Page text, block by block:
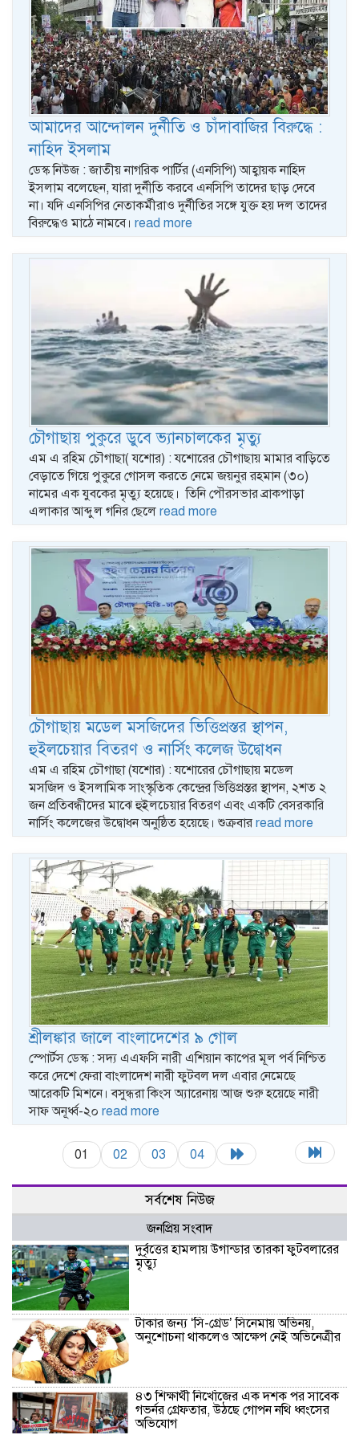
আমাদের আন্দোলন দুর্নীতি ও চাঁদাবাজির বিরুদ্ধে :
নাহিদ ইসলাম
ডেস্ক নিউজ : জাতীয় নাগরিক পার্টির (এনসিপি) আহ্বায়ক নাহিদ
ইসলাম বলেছেন, যারা দুর্নীতি করবে এনসিপি তাদের ছাড় দেবে
না। যদি এনসিপির নেতাকর্মীরাও দুর্নীতির সঙ্গে যুক্ত হয় দল তাদের
বিরুদ্ধেও মাঠে নামবে। read more
চৌগাছায় পুকুরে ডুবে ভ্যানচালকের মৃত্যু
এম এ রহিম চৌগাছা( যশোর) : যশোরের চৌগাছায় মামার বাড়িতে
বেড়াতে গিয়ে পুকুরে গোসল করতে নেমে জয়নুর রহমান (৩০)
নামের এক যুবকের মৃত্যু হয়েছে। তিনি পৌরসভার ব্রাকপাড়া
এলাকার আব্দুল গনির ছেলে read more
চৌগাছায় মডেল মসজিদের ভিত্তিপ্রস্তর স্থাপন,
হুইলচেয়ার বিতরণ ও নার্সিং কলেজ উদ্বোধন
এম এ রহিম চৌগাছা (যশোর) : যশোরের চৌগাছায় মডেল
মসজিদ ও ইসলামিক সাংস্কৃতিক কেন্দ্রের ভিত্তিপ্রস্তর স্থাপন, ২শত ২
জন প্রতিবন্ধীদের মাঝে হুইলচেয়ার বিতরণ এবং একটি বেসরকারি
নার্সিং কলেজের উদ্বোধন অনুষ্ঠিত হয়েছে। শুক্রবার read more
শ্রীলঙ্কার জালে বাংলাদেশের ৯ গোল
স্পোর্টস ডেস্ক : সদ্য এএফসি নারী এশিয়ান কাপের মূল পর্ব নিশ্চিত
করে দেশে ফেরা বাংলাদেশ নারী ফুটবল দল এবার নেমেছে
আরেকটি মিশনে। বসুন্ধরা কিংস অ্যারেনায় আজ শুরু হয়েছে নারী
সাফ অনূর্ধ্ব-২০ read more
01 02 03 04
সর্বশেষ নিউজ
জনপ্রিয় সংবাদ
দুর্বৃত্তের হামলায় উগান্ডার তারকা ফুটবলারের
মৃত্যু
টাকার জন্য ‌‘সি-গ্রেড’ সিনেমায় অভিনয়,
অনুশোচনা থাকলেও আক্ষেপ নেই অভিনেত্রীর
৪৩ শিক্ষার্থী নিখোঁজের এক দশক পর সাবেক
গভর্নর গ্রেফতার, উঠছে গোপন নথি ধ্বংসের
অভিযোগ